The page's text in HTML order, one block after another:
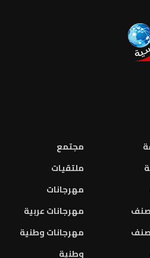
مجتمع
ملتقيات
مهرجانات
مهرجانات عربية
مهرجانات وطنية
وطنية